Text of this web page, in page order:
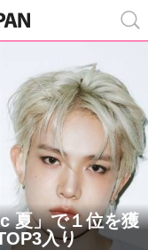
夏」で１位を獲
入り